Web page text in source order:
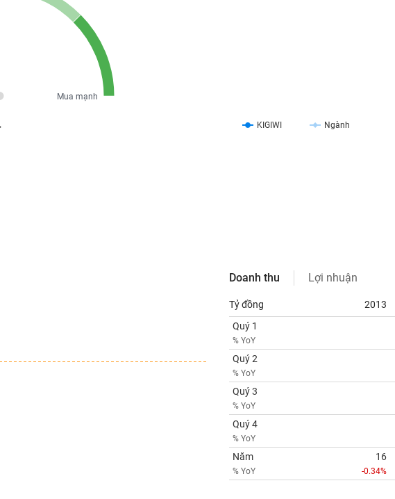
Mua mạnh
KIGIWI Ngành
Doanh thu Lợi nhuận
Tỷ đồng
2013
Quý 1
% YoY
Quý 2
% YoY
Quý 3
% YoY
Quý 4
% YoY
Năm
% YoY
16
-0.34%